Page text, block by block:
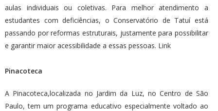
aulas individuais ou coletivas. Para melhor atendimento a
estudantes com deficiências, o Conservatório de Tatuí está
passando por reformas estruturais, justamente para possibilitar
e garantir maior acessibilidade a essas pessoas. Link
Pinacoteca
A Pinacoteca,localizada no Jardim da Luz, no Centro de São
Paulo, tem um programa educativo especialmente voltado ao